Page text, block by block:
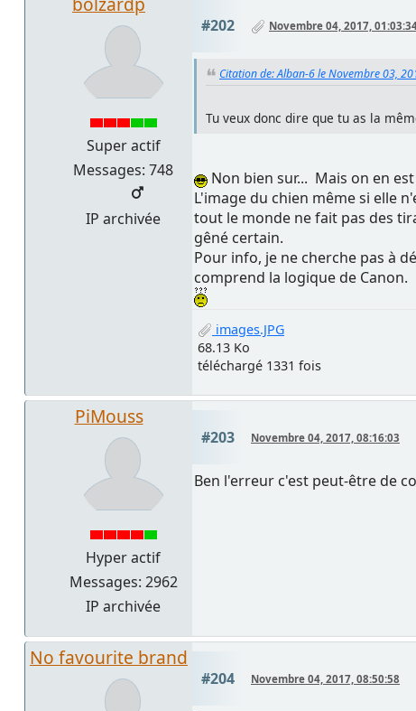
Super actif
Messages: 748
IP archivée
#202 Novembre 04, 2017,
Citation de: Alban-6 le Novembre 03,
Tu veux donc dire que tu as la
Non bien sur... Mais on en
L'image du chien même si elle
tout le monde ne fait pas des
gêné certain.
Pour info, je ne cherche pas à
comprend la logique de Canon.
images.JPG
68.13 Ko
téléchargé 1331 fois
PiMouss
Hyper actif
Messages: 2962
IP archivée
#203 Novembre 04, 2017, 08:16:03
Ben l'erreur c'est peut-être de
No favourite brand
#204 Novembre 04, 2017, 08:50:58